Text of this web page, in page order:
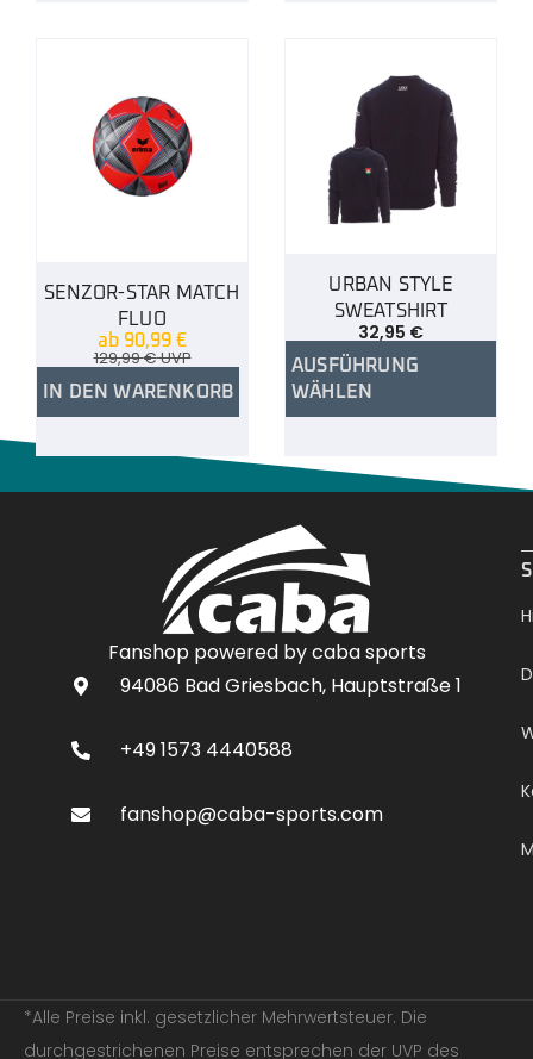
SENZOR-STAR MATCH
FLUO
ab 90,99 €
129,99€UVP
IN DEN WARENKORB
URBAN STYLE
SWEATSHIRT
32,95 €
AUSFÜHRUNG
WÄHLEN
Fanshop powered by caba sports
94086 Bad Griesbach, Hauptstraße 1
+49 1573 4440588
fanshop@caba-sports.com
*Alle Preise inkl. gesetzlicher Mehrwertsteuer. Die
durchgestrichenen Preise entsprechen der UVP des